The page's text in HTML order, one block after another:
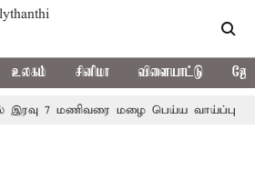
உலகம் சினிமா விளையாட்டு
7 மணிவரை மழை பெய்ய வாய்ப்பு